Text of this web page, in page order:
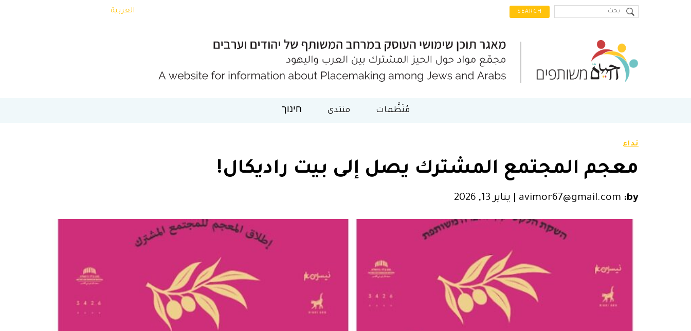
العربية
مُنَظَّمات منتدى חינוך
نداء
معجم المجتمع المشترك يصل إلى بيت راديكال!
by:
avimor67@gmail.com يناير 13, 2026